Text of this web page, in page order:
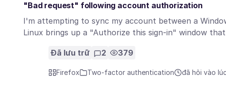
"Bad request" following account authorization
I'm attempting to sync my account between a
Linux brings up a "Authorize this sign-in" window
Đã lưu trữ 2 379
Firefox Two-factor authentication đã hỏi vào